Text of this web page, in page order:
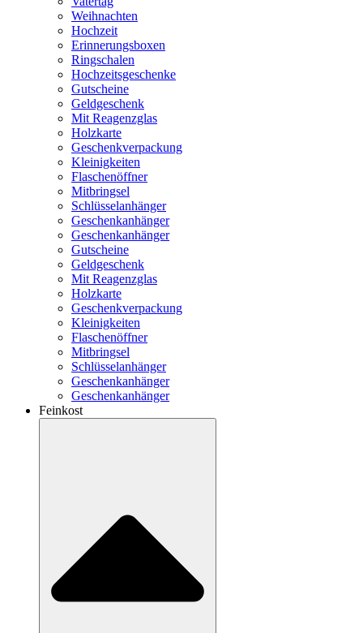
Weihnachten
Hochzeit
Erinnerungsboxen
Ringschalen
Hochzeitsgeschenke
Gutscheine
Geldgeschenk
Mit Reagenzglas
Holzkarte
Geschenkverpackung
Kleinigkeiten
Flaschenöffner
Mitbringsel
Schlüsselanhänger
Geschenkanhänger
Geschenkanhänger
Gutscheine
Geldgeschenk
Mit Reagenzglas
Holzkarte
Geschenkverpackung
Kleinigkeiten
Flaschenöffner
Mitbringsel
Schlüsselanhänger
Geschenkanhänger
Geschenkanhänger
Feinkost